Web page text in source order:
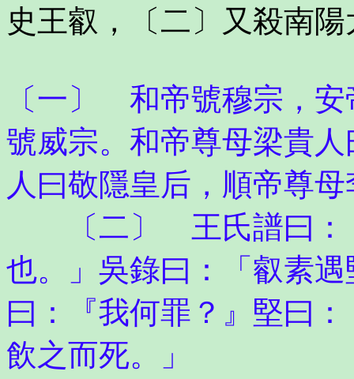
史王叡，〔二〕又殺南
〔一〕 和帝號穆宗，
號威宗。和帝尊母梁貴
人曰敬隱皇后，順帝尊
〔二〕 王氏譜曰：「
也。」吳錄曰：「叡素
曰：『我何罪？』堅曰
飲之而死。」